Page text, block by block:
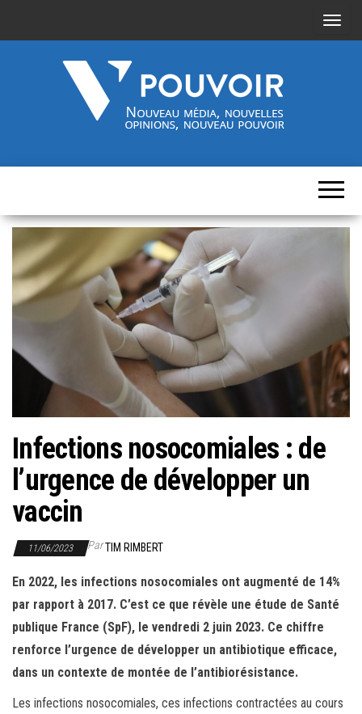
A
r
m
e
r
l
a
i
o
média,
nouveau
pouvoir
Infections nosocomiales : de
l’urgence de développer un
vaccin
11/06/2023 ParTIM RIMBERT
En 2022, les infections nosocomiales ont augmenté de 14%
par rapport à 2017. C’est ce que révèle une étude de Santé
publique France (SpF), le vendredi 2 juin 2023. Ce chiffre
renforce l’urgence de développer un antibiotique efficace,
dans un contexte de montée de l’antibiorésistance.
Les infections nosocomiales, ces infections contractées au cours